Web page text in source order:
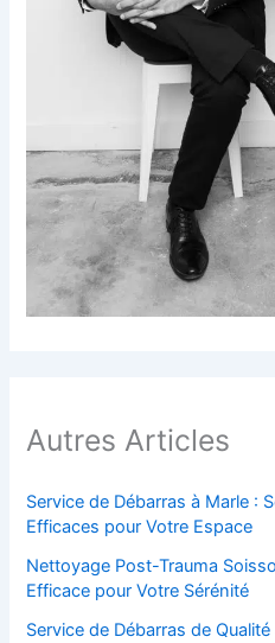
Autres Articles
Service de Débarras à Marle :
Efficaces pour Votre Espace
Nettoyage Post-Trauma
Efficace pour Votre Sérénité
Service de Débarras de